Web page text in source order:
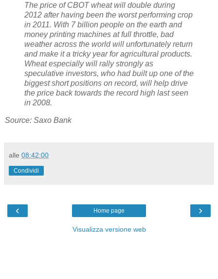
The price of CBOT wheat will double during
2012 after having been the worst performing crop
in 2011. With 7 billion people on the earth and
money printing machines at full throttle, bad
weather across the world will unfortunately return
and make it a tricky year for agricultural products.
Wheat especially will rally strongly as
speculative investors, who had built up one of the
biggest short positions on record, will help drive
the price back towards the record high last seen
in 2008.
Source: Saxo Bank
alle 08:42:00
Condividi
‹ ›
Home page
Visualizza versione web